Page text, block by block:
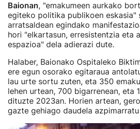
Baionan, "emakumeen aurkako
egiteko politika publikoen eskasia"
arratsaldean egindako
hori "elkartasun, erresistentzia eta
espazioa" dela adierazi dute.
Halaber, Baionako Ospitaleko
ere egun osorako egitaraua
lau urte sortu zuten, eta 350
lehen urtean, 700 bigarrenean, eta
dituzte 2023an. Horien artean,
gazte gehiago daudela